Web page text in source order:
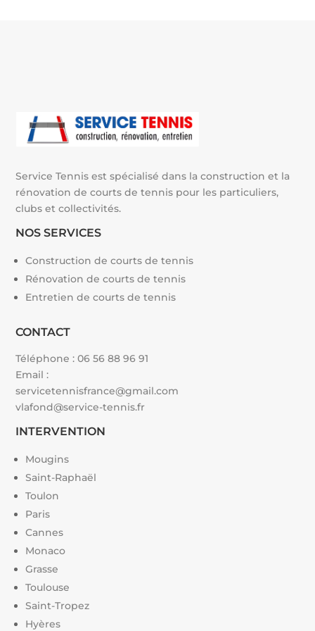
Service Tennis est spécialisé dans la construction et la
rénovation de courts de tennis pour les particuliers,
clubs et collectivités.
NOS SERVICES
Construction de courts de tennis
Rénovation de courts de tennis
Entretien de courts de tennis
CONTACT
Téléphone :06 56 88 96 91
Email :
servicetennisfrance@gmail.com
vlafond@service-tennis.fr
INTERVENTION
Mougins
Saint-Raphaël
Toulon
Paris
Cannes
Monaco
Grasse
Toulouse
Saint-Tropez
Hyères